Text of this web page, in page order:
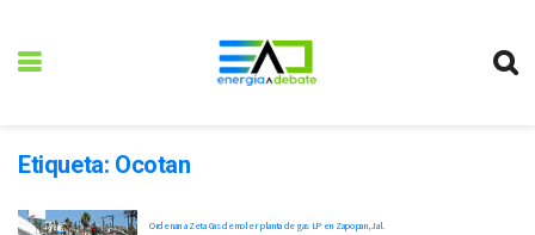
Etiqueta: Ocotan
Ordenan a Zeta Gas demoler planta de gas LP en Zapopan, Jal.